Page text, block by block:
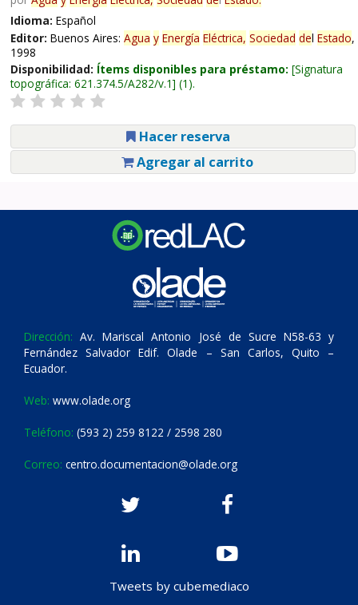
Idioma: Español
Editor: Buenos Aires: Agua y Energía Eléctrica, Sociedad del Estado,
1998
Disponibilidad: Ítems disponibles para préstamo: Signatura
topográfica: 621.374.5/A282/v.1 (1).
Hacer reserva
Agregar al carrito
Dirección: Av. Mariscal Antonio José de Sucre N58-63 y
Fernández Salvador Edif. Olade – San Carlos, Quito –
Ecuador.
Web: www.olade.org
Teléfono: (593 2) 259 8122 / 2598 280
Correo: centro.documentacion@olade.org
Tweets by cubemediaco